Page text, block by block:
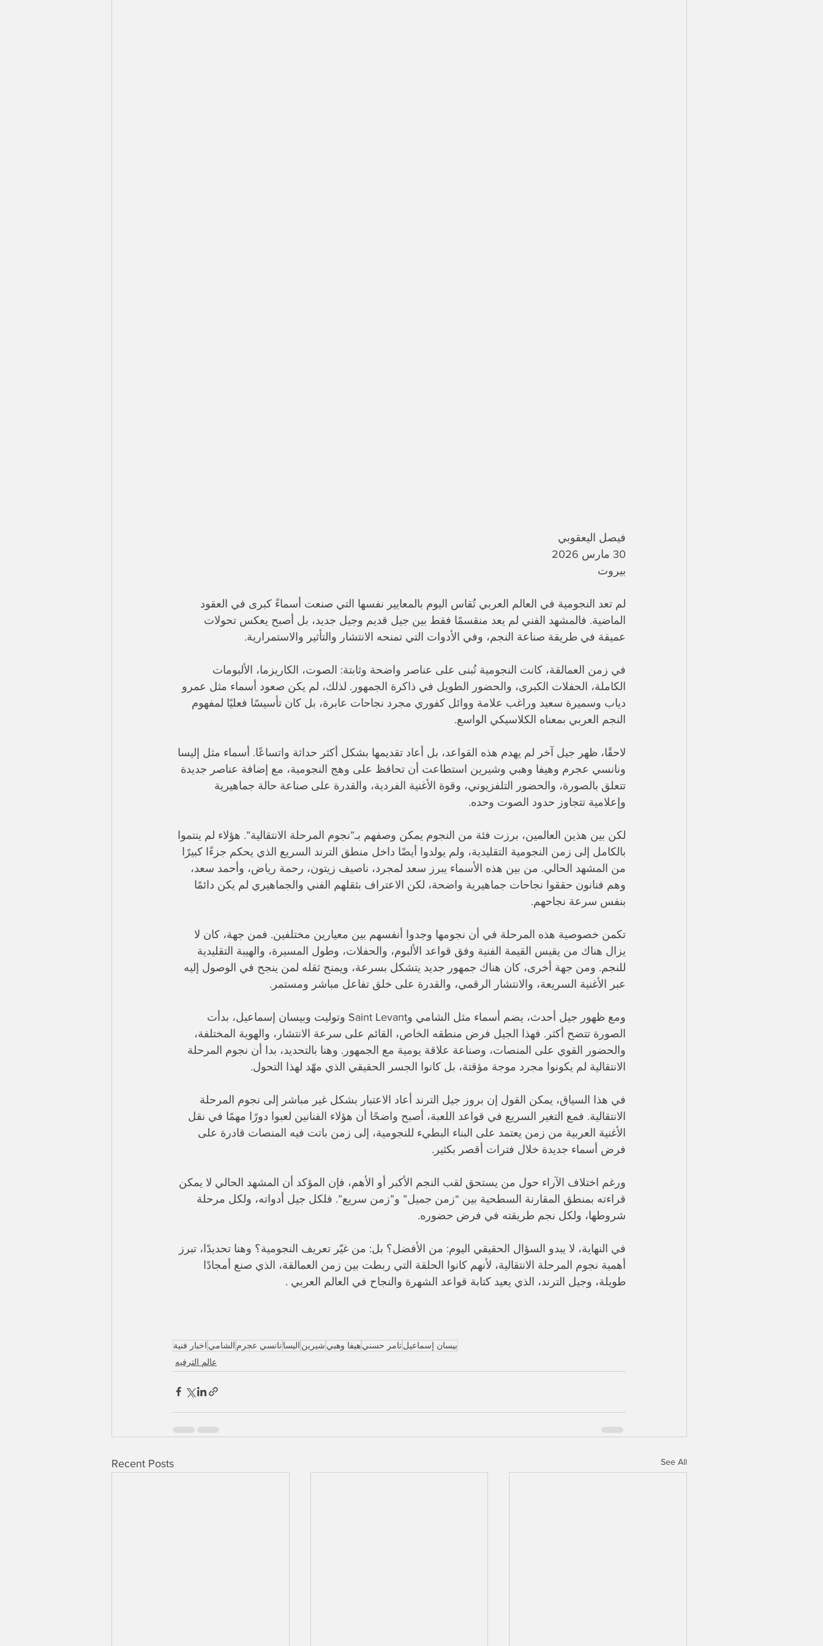
فيصل اليعقوبي
30 مارس 2026
بيروت
لم تعد النجومية في العالم العربي تُقاس اليوم بالمعايير نفسها التي صنعت أسماءً كبرى في العقود
الماضية. فالمشهد الفني لم يعد منقسمًا فقط بين جيل قديم وجيل جديد، بل أصبح يعكس تحولات
عميقة في طريقة صناعة النجم، وفي الأدوات التي تمنحه الانتشار والتأثير والاستمرارية.
في زمن العمالقة، كانت النجومية تُبنى على عناصر واضحة وثابتة: الصوت، الكاريزما، الألبومات
الكاملة، الحفلات الكبرى، والحضور الطويل في ذاكرة الجمهور. لذلك، لم يكن صعود أسماء مثل عمرو
دياب وسميرة سعيد وراغب علامة ووائل كفوري مجرد نجاحات عابرة، بل كان تأسيسًا فعليًا لمفهوم
النجم العربي بمعناه الكلاسيكي الواسع.
لاحقًا، ظهر جيل آخر لم يهدم هذه القواعد، بل أعاد تقديمها بشكل أكثر حداثة واتساعًا. أسماء مثل إليسا
ونانسي عجرم وهيفا وهبي وشيرين استطاعت أن تحافظ على وهج النجومية، مع إضافة عناصر جديدة
تتعلق بالصورة، والحضور التلفزيوني، وقوة الأغنية الفردية، والقدرة على صناعة حالة جماهيرية
وإعلامية تتجاوز حدود الصوت وحده.
لكن بين هذين العالمين، برزت فئة من النجوم يمكن وصفهم بـ”نجوم المرحلة الانتقالية”. هؤلاء لم ينتموا
بالكامل إلى زمن النجومية التقليدية، ولم يولدوا أيضًا داخل منطق الترند السريع الذي يحكم جزءًا كبيرًا
من المشهد الحالي. من بين هذه الأسماء يبرز سعد لمجرد، ناصيف زيتون، رحمة رياض، وأحمد سعد،
وهم فنانون حققوا نجاحات جماهيرية واضحة، لكن الاعتراف بثقلهم الفني والجماهيري لم يكن دائمًا
بنفس سرعة نجاحهم.
تكمن خصوصية هذه المرحلة في أن نجومها وجدوا أنفسهم بين معيارين مختلفين. فمن جهة، كان لا
يزال هناك من يقيس القيمة الفنية وفق قواعد الألبوم، والحفلات، وطول المسيرة، والهيبة التقليدية
للنجم. ومن جهة أخرى، كان هناك جمهور جديد يتشكل بسرعة، ويمنح ثقله لمن ينجح في الوصول إليه
عبر الأغنية السريعة، والانتشار الرقمي، والقدرة على خلق تفاعل مباشر ومستمر.
ومع ظهور جيل أحدث، يضم أسماء مثل الشامي وSaint Levant وتوليت وبيسان إسماعيل، بدأت
الصورة تتضح أكثر. فهذا الجيل فرض منطقه الخاص، القائم على سرعة الانتشار، والهوية المختلفة،
والحضور القوي على المنصات، وصناعة علاقة يومية مع الجمهور. وهنا بالتحديد، بدا أن نجوم المرحلة
الانتقالية لم يكونوا مجرد موجة مؤقتة، بل كانوا الجسر الحقيقي الذي مهّد لهذا التحول.
في هذا السياق، يمكن القول إن بروز جيل الترند أعاد الاعتبار بشكل غير مباشر إلى نجوم المرحلة
الانتقالية. فمع التغير السريع في قواعد اللعبة، أصبح واضحًا أن هؤلاء الفنانين لعبوا دورًا مهمًا في نقل
الأغنية العربية من زمن يعتمد على البناء البطيء للنجومية، إلى زمن باتت فيه المنصات قادرة على
فرض أسماء جديدة خلال فترات أقصر بكثير.
ورغم اختلاف الآراء حول من يستحق لقب النجم الأكبر أو الأهم، فإن المؤكد أن المشهد الحالي لا يمكن
قراءته بمنطق المقارنة السطحية بين “زمن جميل” و”زمن سريع”. فلكل جيل أدواته، ولكل مرحلة
شروطها، ولكل نجم طريقته في فرض حضوره.
في النهاية، لا يبدو السؤال الحقيقي اليوم: من الأفضل؟ بل: من غيّر تعريف النجومية؟ وهنا تحديدًا، تبرز
أهمية نجوم المرحلة الانتقالية، لأنهم كانوا الحلقة التي ربطت بين زمن العمالقة، الذي صنع أمجادًا
طويلة، وجيل الترند، الذي يعيد كتابة قواعد الشهرة والنجاح في العالم العربي .
اخبار فنية الشامي نانسي عجرم اليسا شيرين هيفا وهبيتامر حسنيبيسان إسماعيل
عالم الترفيه
Recent Posts See All